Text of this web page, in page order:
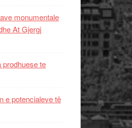
monumentale
At Gjergj
prodhuese te
e potencialeve të